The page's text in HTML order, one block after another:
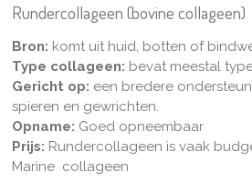
Rundercollageen (bovine collageen)
Bron: komt uit huid, botten of
Type collageen: bevat meestal
Gericht op: een bredere
spieren en gewrichten.
Opname: Goed opneembaar
Prijs: Rundercollageen is vaak
Marine collageen